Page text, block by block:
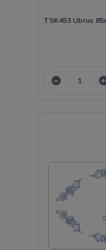
TSK453 Ubrus